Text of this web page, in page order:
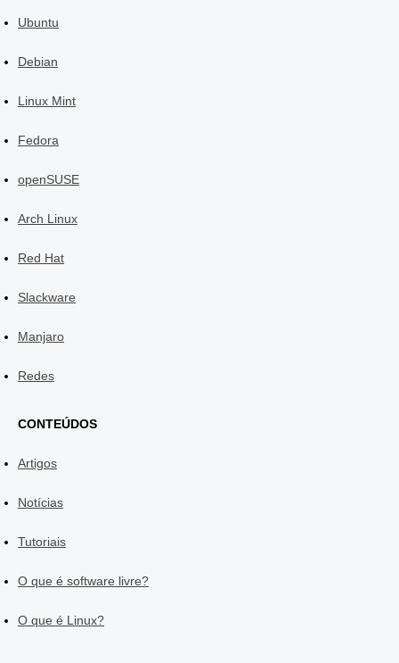
Ubuntu
Debian
Linux Mint
Fedora
openSUSE
Arch Linux
Red Hat
Slackware
Manjaro
Redes
CONTEÚDOS
Artigos
Notícias
Tutoriais
O que é software livre?
O que é Linux?